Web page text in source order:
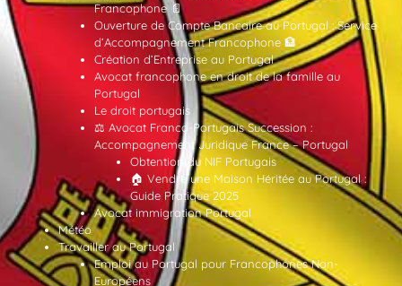
Francophone 📄
Ouverture de Compte Bancaire au Portugal : Service
d’Accompagnement Francophone 🏦
Création d’Entreprise au Portugal
Avocat francophone en droit de la famille au
Portugal
Le droit portugais
⚖️ Avocat Franco-Portugais Succession :
Accompagnement Juridique France – Portugal
Obtention du NIF Portugais
🏠 Vendre une Maison Héritée au Portugal :
Guide Pratique 2025
Avocat immigration Portugal
Météo
Travailler au Portugal
Emploi au Portugal pour Francophones Non-
Européens